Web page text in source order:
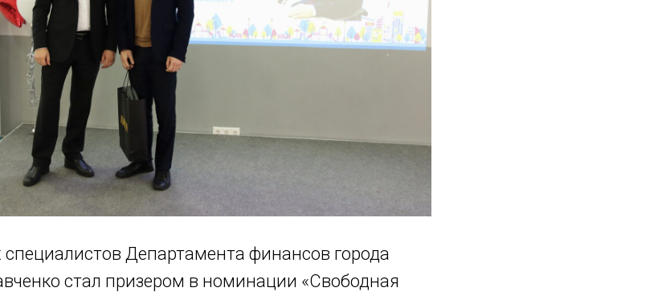
Департамента финансов города
стал призером в номинации «Свободная